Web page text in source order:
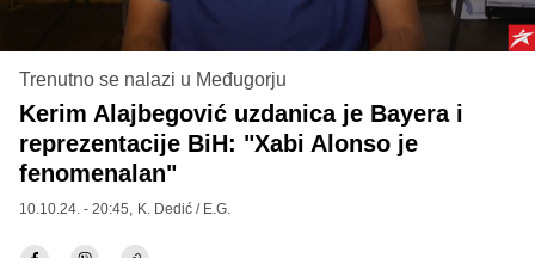
Trenutno se nalazi u Međugorju
Kerim Alajbegović uzdanica je Bayera i
reprezentacije BiH: "Xabi Alonso je
fenomenalan"
10.10.24. - 20:45, K. Dedić / E.G.